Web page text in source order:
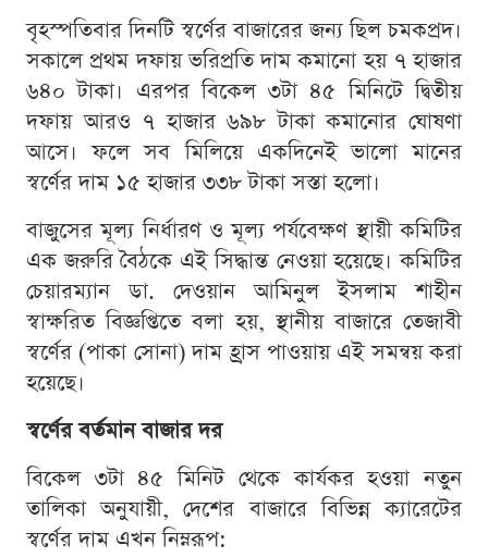
বৃহস্পতিবার দিনটি স্বর্ণের বাজারের জন্য ছিল চমকপ্রদ।
সকালে প্রথম দফায় ভরিপ্রতি দাম কমানো হয় ৭ হাজার
৬৪০ টাকা। এরপর বিকেল ৩টা ৪৫ মিনিটে দ্বিতীয়
দফায় আরও ৭ হাজার ৬৯৮ টাকা কমানোর ঘোষণা
আসে। ফলে সব মিলিয়ে একদিনেই ভালো মানের
স্বর্ণের দাম ১৫ হাজার ৩৩৮ টাকা সস্তা হলো।
বাজুসের মূল্য নির্ধারণ ও মূল্য পর্যবেক্ষণ স্থায়ী কমিটির
এক জরুরি বৈঠকে এই সিদ্ধান্ত নেওয়া হয়েছে। কমিটির
চেয়ারম্যান ডা. দেওয়ান আমিনুল ইসলাম শাহীন
স্বাক্ষরিত বিজ্ঞপ্তিতে বলা হয়, স্থানীয় বাজারে তেজাবী
স্বর্ণের (পাকা সোনা) দাম হ্রাস পাওয়ায় এই সমন্বয় করা
হয়েছে।
স্বর্ণের বর্তমান বাজার দর
বিকেল ৩টা ৪৫ মিনিট থেকে কার্যকর হওয়া নতুন
তালিকা অনুযায়ী, দেশের বাজারে বিভিন্ন ক্যারেটের
স্বর্ণের দাম এখন নিম্নরূপ: